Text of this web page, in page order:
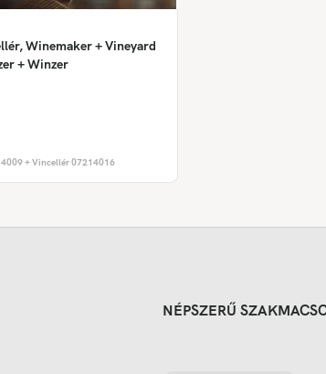
Winemaker + Vineyard
+ Winzer
+ Vincellér 07214016
NÉPSZERŰ